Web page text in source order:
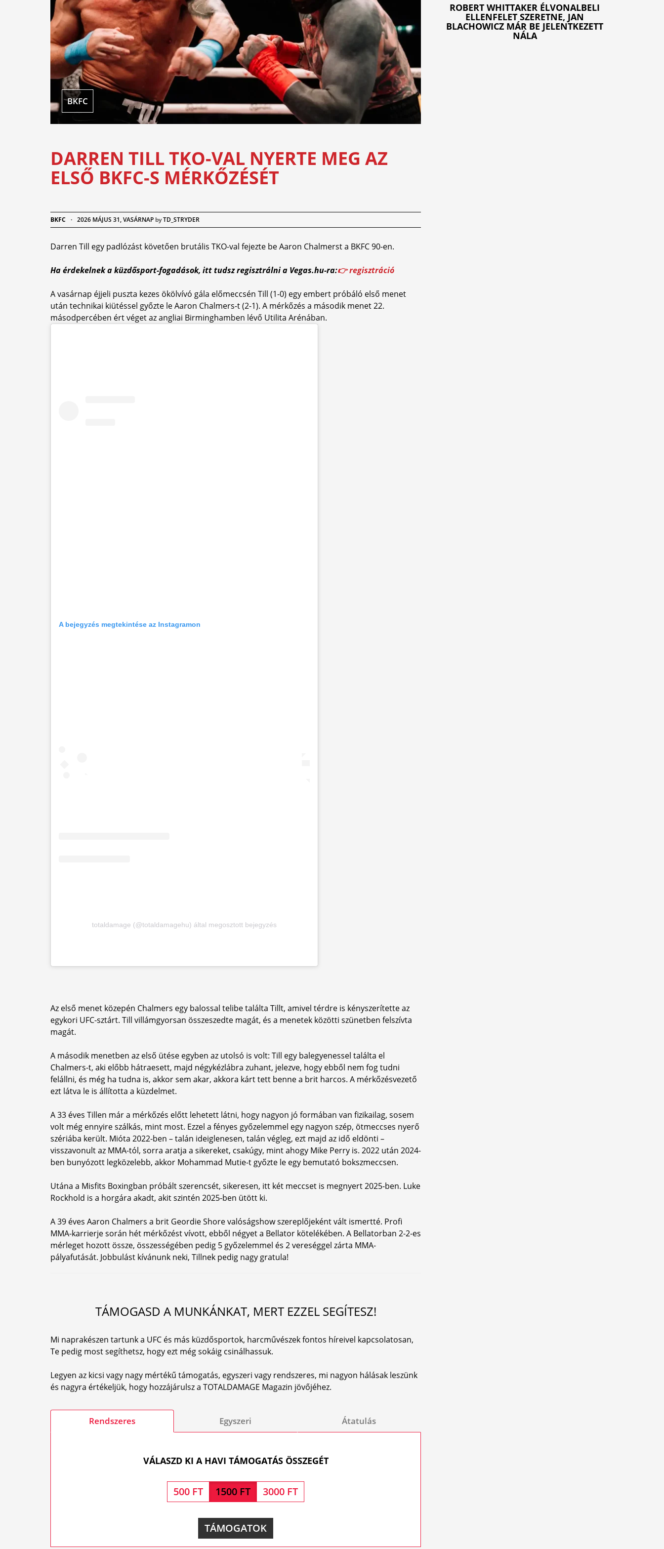
BKFC
DARREN TILL TKO-VAL NYERTE MEG AZ
ELSŐ BKFC-S MÉRKŐZÉSÉT
BKFC · 2026 MÁJUS 31, VASÁRNAP byTD_STRYDER
Darren Till egy padlózást követően brutális TKO-val fejezte be Aaron Chalmerst a BKFC 90-en.
Ha érdekelnek a küzdősport-fogadások, itt tudsz regisztrálni a Vegas.hu-ra:👉 regisztráció
A vasárnap éjjeli puszta kezes ökölvívó gála előmeccsén Till (1-0) egy embert próbáló első menet
után technikai kiütéssel győzte le Aaron Chalmers-t (2-1). A mérkőzés a második menet 22.
másodpercében ért véget az angliai Birminghamben lévő Utilita Arénában.
A bejegyzés megtekintése az Instagramon
totaldamage (@totaldamagehu) által megosztott bejegyzés
Az első menet közepén Chalmers egy balossal telibe találta Tillt, amivel térdre is kényszerítette az
egykori UFC-sztárt. Till villámgyorsan összeszedte magát, és a menetek közötti szünetben felszívta
magát.
A második menetben az első ütése egyben az utolsó is volt: Till egy balegyenessel találta el
Chalmers-t, aki előbb hátraesett, majd négykézlábra zuhant, jelezve, hogy ebből nem fog tudni
felállni, és még ha tudna is, akkor sem akar, akkora kárt tett benne a brit harcos. A mérkőzésvezető
ezt látva le is állította a küzdelmet.
A 33 éves Tillen már a mérkőzés előtt lehetett látni, hogy nagyon jó formában van fizikailag, sosem
volt még ennyire szálkás, mint most. Ezzel a fényes győzelemmel egy nagyon szép, ötmeccses nyerő
szériába került. Mióta 2022-ben – talán ideiglenesen, talán végleg, ezt majd az idő eldönti –
visszavonult az MMA-tól, sorra aratja a sikereket, csakúgy, mint ahogy Mike Perry is. 2022 után 2024-
ben bunyózott legközelebb, akkor Mohammad Mutie-t győzte le egy bemutató bokszmeccsen.
Utána a Misfits Boxingban próbált szerencsét, sikeresen, itt két meccset is megnyert 2025-ben. Luke
Rockhold is a horgára akadt, akit szintén 2025-ben ütött ki.
A 39 éves Aaron Chalmers a brit Geordie Shore valóságshow szereplőjeként vált ismertté. Profi
MMA-karrierje során hét mérkőzést vívott, ebből négyet a Bellator kötelékében. A Bellatorban 2-2-es
mérleget hozott össze, összességében pedig 5 győzelemmel és 2 vereséggel zárta MMA-
pályafutását. Jobbulást kívánunk neki, Tillnek pedig nagy gratula!
TÁMOGASD A MUNKÁNKAT, MERT EZZEL SEGÍTESZ!
Mi naprakészen tartunk a UFC és más küzdősportok, harcművészek fontos híreivel kapcsolatosan,
Te pedig most segíthetsz, hogy ezt még sokáig csinálhassuk.
Legyen az kicsi vagy nagy mértékű támogatás, egyszeri vagy rendszeres, mi nagyon hálásak leszünk
és nagyra értékeljük, hogy hozzájárulsz a TOTALDAMAGE Magazin jövőjéhez.
Rendszeres Egyszeri Átatulás
VÁLASZD KI A HAVI TÁMOGATÁS ÖSSZEGÉT
500 FT 1500 FT 3000 FT
TÁMOGATOK
ROBERT WHITTAKER ÉLVONALBELI
ELLENFELET SZERETNE, JAN
BLACHOWICZ MÁR BE JELENTKEZETT
NÁLA